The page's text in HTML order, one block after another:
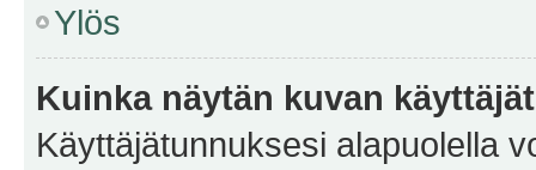
Ylös
Kuinka näytän kuvan
Käyttäjätunnuksesi alapuolella